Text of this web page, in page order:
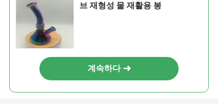
브 재형성 물 재활용 봉
계속하다